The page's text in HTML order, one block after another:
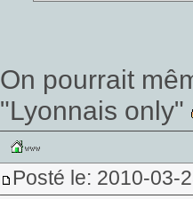
On pourrait
"Lyonnais only"
Posté le: 2010-03-